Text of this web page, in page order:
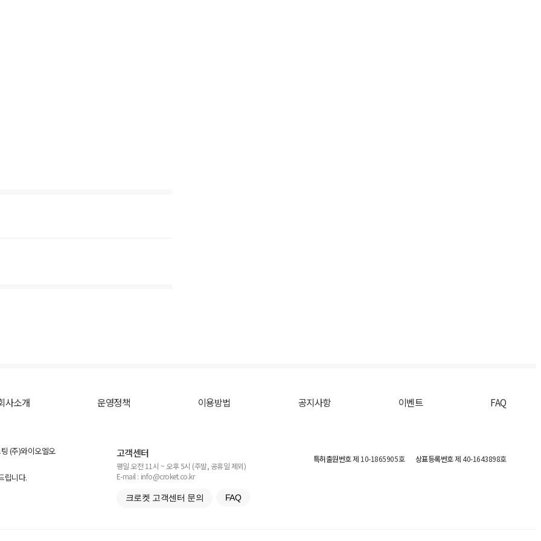
사소개 운영정책 이용방법 공지사항 이벤트 FAQ
(주)와이오엘오
립니다.
고객센터
평일 오전 11시 ~ 오후 5시 (주말, 공휴일 제외)
E-mail : info@croket.co.kr
크로켓 고객센터 문의 FAQ
특허출원번호제 10-1865905호 상표등록번호제 40-1643898호